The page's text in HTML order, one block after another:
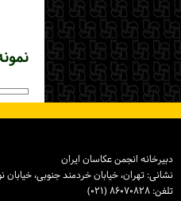
دبیرخانه انجمن عکاسان ایران
نشانی: تهران، خیابان خردمند جنوبی، خیابان نوشهر، پلاک ۱۵ ساختمان شماره ۲ خانه
تلفن: ۸۶۰۷۰۸۲۸ (۰۲۱)